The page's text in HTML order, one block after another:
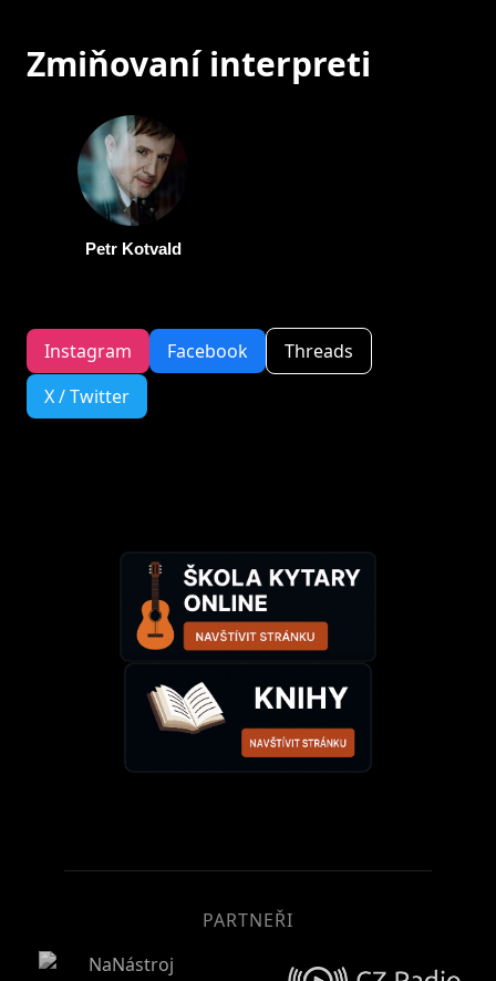
Zmiňovaní interpreti
Petr Kotvald
Instagram Facebook
Threads
X / Twitter
PARTNEŘI